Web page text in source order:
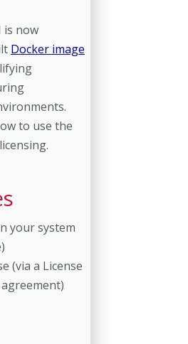
is now
Docker image
to use the
your system
(via a License